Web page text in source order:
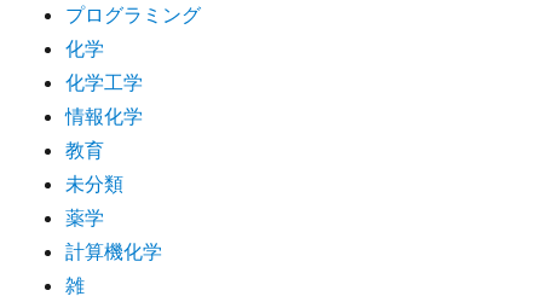
プログラミング
化学
化学工学
情報化学
教育
未分類
薬学
計算機化学
雑